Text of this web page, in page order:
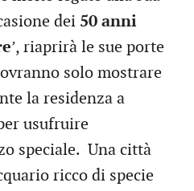
dei 50 anni
’, riaprirà le sue porte
solo mostrare
la residenza a
usufruire
speciale. Una città
ricco di specie